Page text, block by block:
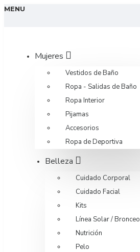
MENU
Mujeres
Vestidos de Baño
Ropa - Salidas de Baño
Ropa Interior
Pijamas
Accesorios
Ropa de Deportiva
Belleza
Cuidado Corporal
Cuidado Facial
Kits
Línea Solar / Bronceo
Nutrición
Pelo